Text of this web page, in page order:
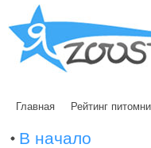
Главная Рейтинг
В начало